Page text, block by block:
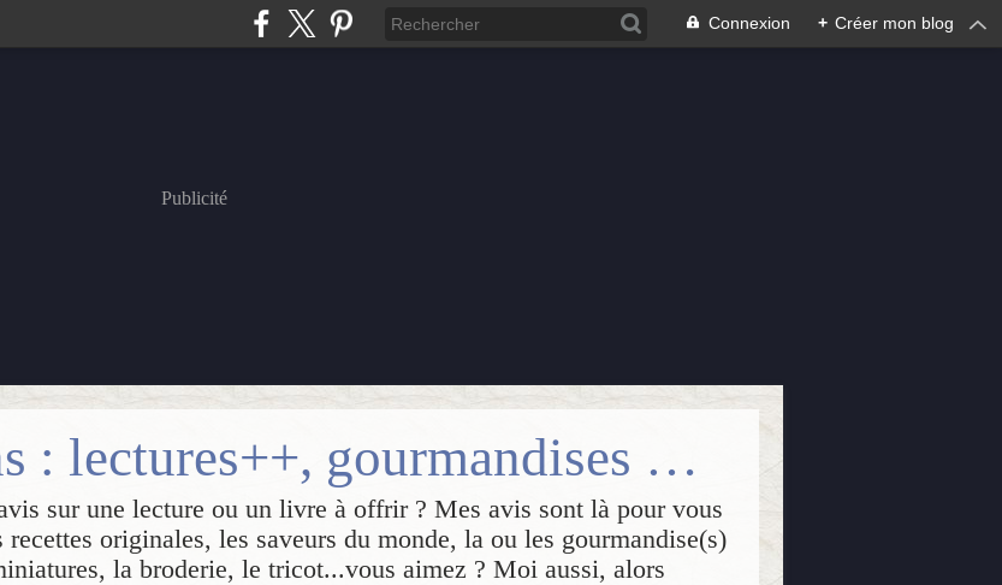
Connexion + Créer mon blog
Publicité
Isabelle Passions : lectures++, gourmandises & créations
sur une lecture ou un livre à offrir ? Mes avis sont là pour vous
originales, les saveurs du monde, la ou les gourmandise(s)
la broderie, le tricot...vous aimez ? Moi aussi, alors